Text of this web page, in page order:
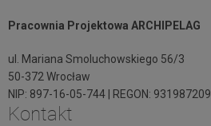
Pracownia Projektowa ARCHIPELAG
ul. Mariana Smoluchowskiego 56/3
50-372 Wrocław
NIP: 897-16-05-744 | REGON: 931987209
Kontakt